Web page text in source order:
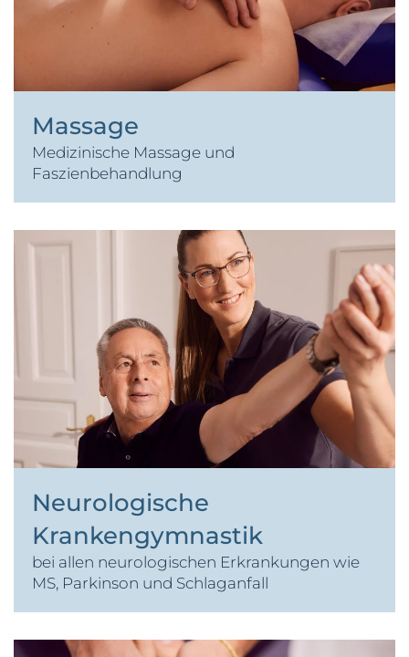
Massage
Medizinische Massage und
Faszienbehandlung
Neurologische
Krankengymnastik
bei allen neurologischen Erkrankungen wie
MS, Parkinson und Schlaganfall